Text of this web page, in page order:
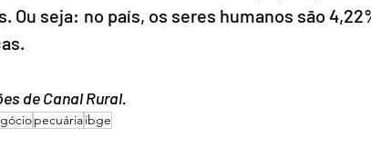
Ou seja: no país, os seres humanos são
de Canal Rural.
pecuáriaibge